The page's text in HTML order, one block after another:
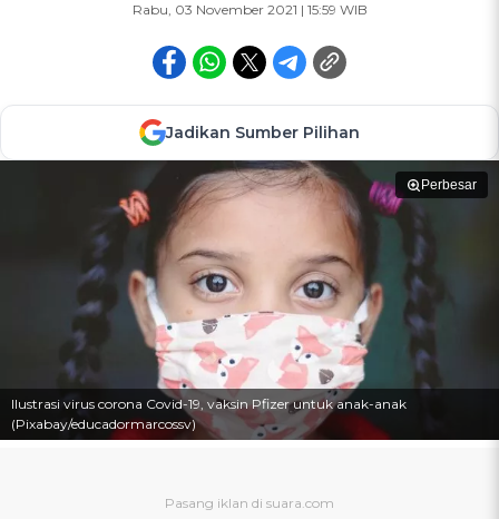
Rabu, 03 November 2021 | 15:59 WIB
Jadikan Sumber Pilihan
Perbesar
Ilustrasi virus corona Covid-19, vaksin Pfizer untuk anak-anak
(Pixabay/educadormarcossv)